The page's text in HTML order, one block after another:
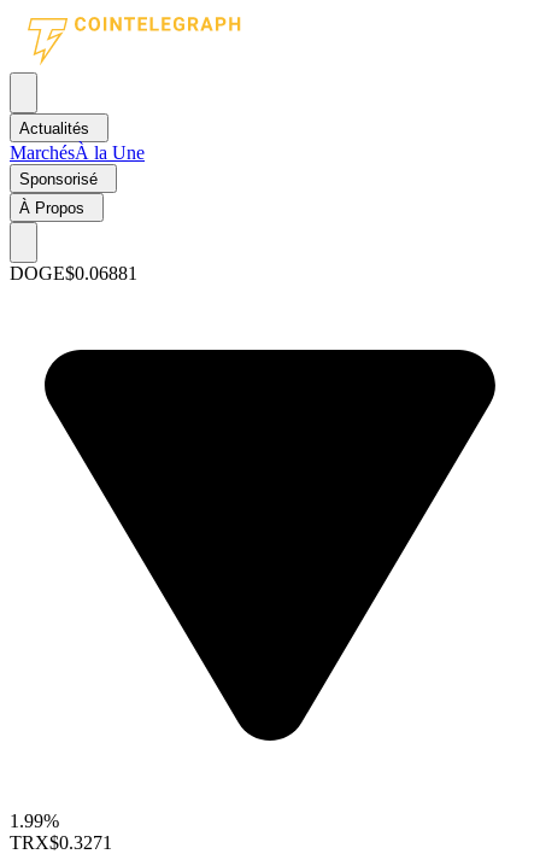
Actualités
MarchésÀ la Une
Sponsorisé
À Propos
DOGE$0.06881
1.99%
TRX$0.3271